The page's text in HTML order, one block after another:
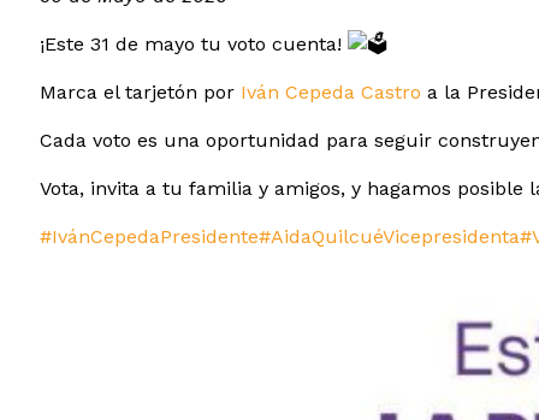
¡Este 31 de mayo tu voto cuenta!
Marca el tarjetón por Iván Cepeda Castro a la
Cada voto es una oportunidad para seguir
Vota, invita a tu familia y amigos, y hagamos
#IvánCepedaPresidente#AidaQuilcuéVicepresidenta